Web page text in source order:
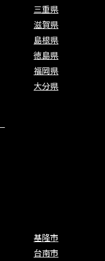
三重県
滋賀県
島根県
徳島県
福岡県
大分県
基隆市
台南市